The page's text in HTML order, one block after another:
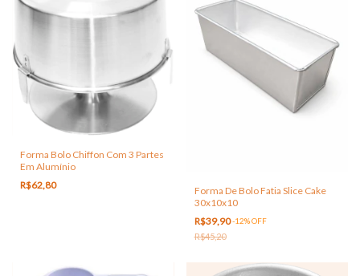
Forma Bolo Chiffon Com 3 Partes
Em Alumínio
R$62,80
Forma De Bolo Fatia Slice Cake
30x10x10
R$39,90-12%OFF
R$45,20